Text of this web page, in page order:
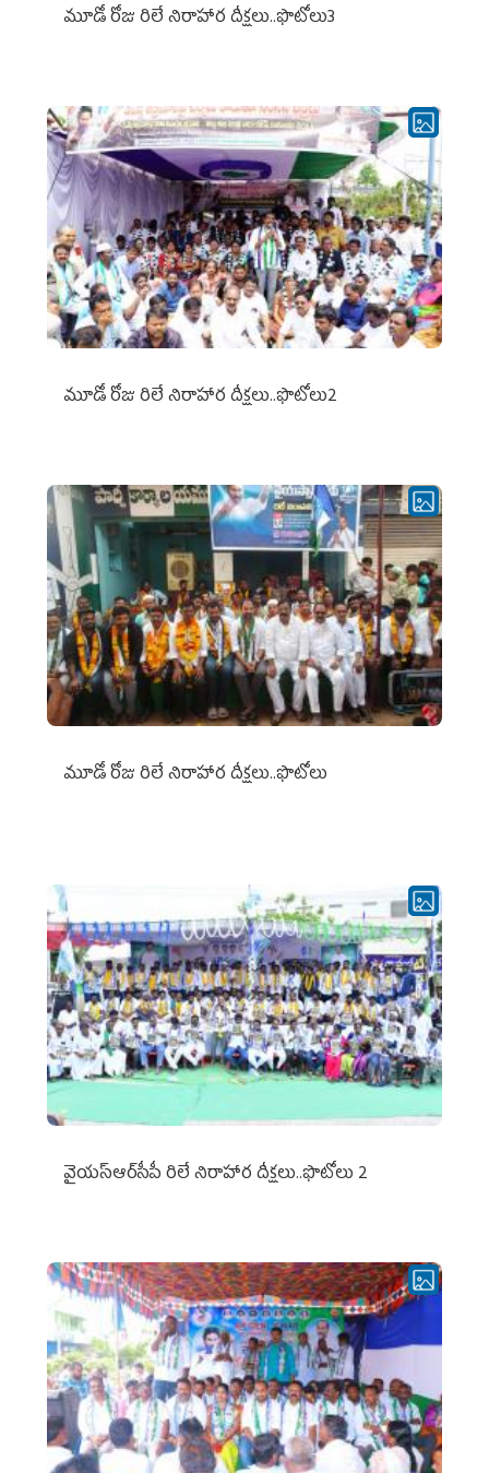
మూడో రోజు రిలే నిరాహార దీక్షలు..ఫొటోలు3
మూడో రోజు రిలే నిరాహార దీక్షలు..ఫొటోలు2
మూడో రోజు రిలే నిరాహార దీక్షలు..ఫొటోలు
వైయ‌స్ఆర్‌సీపీ రిలే నిరాహార దీక్షలు..ఫొటోలు 2